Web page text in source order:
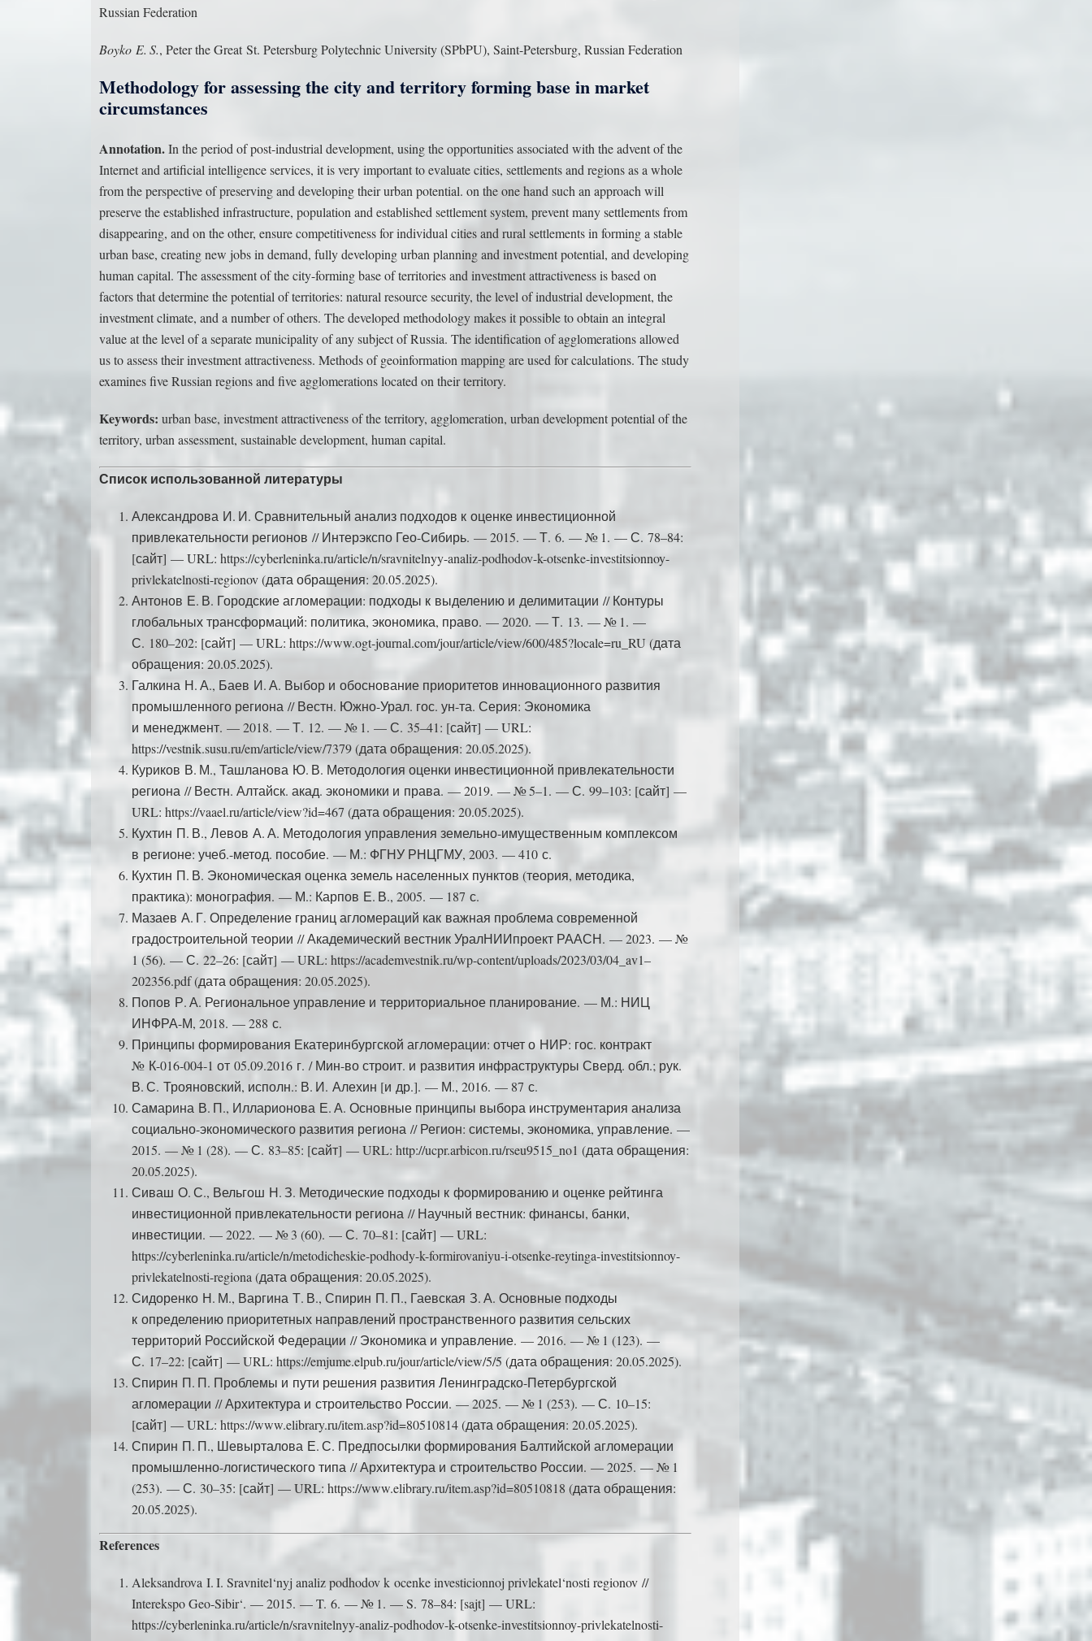
Russian Federation
Boyko E. S., Peter the Great St. Petersburg Polytechnic University (SPbPU), Saint-Petersburg, Russian Federation
Methodology for assessing the city and territory forming base in market
circumstances
Annotation.In the period of post-industrial development, using the opportunities associated with the advent of the
Internet and artificial intelligence services, it is very important to evaluate cities, settlements and regions as a whole
from the perspective of preserving and developing their urban potential. on the one hand such an approach will
preserve the established infrastructure, population and established settlement system, prevent many settlements from
disappearing, and on the other, ensure competitiveness for individual cities and rural settlements in forming a stable
urban base, creating new jobs in demand, fully developing urban planning and investment potential, and developing
human capital. The assessment of the city-forming base of territories and investment attractiveness is based on
factors that determine the potential of territories: natural resource security, the level of industrial development, the
investment climate, and a number of others. The developed methodology makes it possible to obtain an integral
value at the level of a separate municipality of any subject of Russia. The identification of agglomerations allowed
us to assess their investment attractiveness. Methods of geoinformation mapping are used for calculations. The study
examines five Russian regions and five agglomerations located on their territory.
Keywords: urban base, investment attractiveness of the territory, agglomeration, urban development potential of the
territory, urban assessment, sustainable development, human capital.
Список использованной литературы
Александрова И. И. Сравнительный анализ подходов к оценке инвестиционной
привлекательности регионов // Интерэкспо Гео-Сибирь. — 2015. — Т. 6. — № 1. — С. 78–84:
[сайт] — URL: https://cyberleninka.ru/article/n/sravnitelnyy-analiz-podhodov-k-otsenke-investitsionnoy-
privlekatelnosti-regionov (дата обращения: 20.05.2025).
Антонов Е. В. Городские агломерации: подходы к выделению и делимитации // Контуры
глобальных трансформаций: политика, экономика, право. — 2020. — Т. 13. — № 1. —
С. 180–202: [сайт] — URL: https://www.ogt-journal.com/jour/article/view/600/485?locale=ru_RU (дата
обращения: 20.05.2025).
Галкина Н. А., Баев И. А. Выбор и обоснование приоритетов инновационного развития
промышленного региона // Вестн. Южно-Урал. гос. ун-та. Серия: Экономика
и менеджмент. — 2018. — Т. 12. — № 1. — С. 35–41: [сайт] — URL:
https://vestnik.susu.ru/em/article/view/7379 (дата обращения: 20.05.2025).
Куриков В. М., Ташланова Ю. В. Методология оценки инвестиционной привлекательности
региона // Вестн. Алтайск. акад. экономики и права. — 2019. — № 5–1. — С. 99–103: [сайт] —
URL: https://vaael.ru/article/view?id=467 (дата обращения: 20.05.2025).
Кухтин П. В., Левов А. А. Методология управления земельно-имущественным комплексом
в регионе: учеб.-метод. пособие. — М.: ФГНУ РНЦГМУ, 2003. — 410 с.
Кухтин П. В. Экономическая оценка земель населенных пунктов (теория, методика,
практика): монография. — М.: Карпов Е. В., 2005. — 187 с.
Мазаев А. Г. Определение границ агломераций как важная проблема современной
градостроительной теории // Академический вестник УралНИИпроект РААСН. — 2023. — №
1 (56). — С. 22–26: [сайт] — URL: https://academvestnik.ru/wp-content/uploads/2023/03/04_av1–
202356.pdf (дата обращения: 20.05.2025).
Попов Р. А. Региональное управление и территориальное планирование. — М.: НИЦ
ИНФРА-М, 2018. — 288 с.
Принципы формирования Екатеринбургской агломерации: отчет о НИР: гос. контракт
№ К-016‑004‑1 от 05.09.2016 г. / Мин-во строит. и развития инфраструктуры Сверд. обл.; рук.
В. С. Трояновский, исполн.: В. И. Алехин [и др.]. — М., 2016. — 87 с.
Самарина В. П., Илларионова Е. А. Основные принципы выбора инструментария анализа
социально-экономического развития региона // Регион: системы, экономика, управление. —
2015. — № 1 (28). — С. 83–85: [сайт] — URL: http://ucpr.arbicon.ru/rseu9515_no1 (дата обращения:
20.05.2025).
Сиваш О. С., Вельгош Н. З. Методические подходы к формированию и оценке рейтинга
инвестиционной привлекательности региона // Научный вестник: финансы, банки,
инвестиции. — 2022. — № 3 (60). — С. 70–81: [сайт] — URL:
https://cyberleninka.ru/article/n/metodicheskie-podhody-k-formirovaniyu-i-otsenke-reytinga-investitsionnoy-
privlekatelnosti-regiona (дата обращения: 20.05.2025).
Сидоренко Н. М., Варгина Т. В., Спирин П. П., Гаевская З. А. Основные подходы
к определению приоритетных направлений пространственного развития сельских
территорий Российской Федерации // Экономика и управление. — 2016. — № 1 (123). —
С. 17–22: [сайт] — URL: https://emjume.elpub.ru/jour/article/view/5/5 (дата обращения: 20.05.2025).
Спирин П. П. Проблемы и пути решения развития Ленинградско-Петербургской
агломерации // Архитектура и строительство России. — 2025. — № 1 (253). — С. 10–15:
[сайт] — URL: https://www.elibrary.ru/item.asp?id=80510814 (дата обращения: 20.05.2025).
Спирин П. П., Шевырталова Е. С. Предпосылки формирования Балтийской агломерации
промышленно-логистического типа // Архитектура и строительство России. — 2025. — № 1
(253). — С. 30–35: [сайт] — URL: https://www.elibrary.ru/item.asp?id=80510818 (дата обращения:
20.05.2025).
References
Aleksandrova I. I. Sravnitel‘nyj analiz podhodov k ocenke investicionnoj privlekatel‘nosti regionov //
Interekspo Geo-Sibir‘. — 2015. — T. 6. — № 1. — S. 78–84: [sajt] — URL:
https://cyberleninka.ru/article/n/sravnitelnyy-analiz-podhodov-k-otsenke-investitsionnoy-privlekatelnosti-